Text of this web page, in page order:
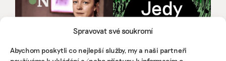
Spravovat své soukromí
Abychom poskytli co nejlepší služby, my a naši partneři